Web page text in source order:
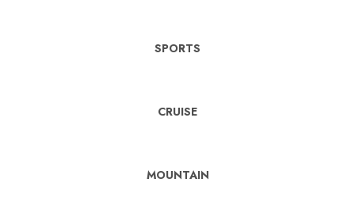
SPORTS
CRUISE
MOUNTAIN